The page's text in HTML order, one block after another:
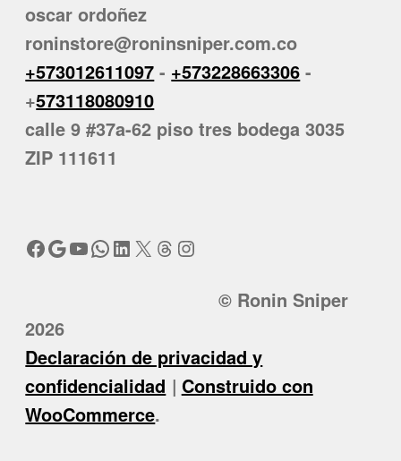
oscar ordoñez
roninstore@roninsniper.com.co
+573012611097 - +573228663306 -
+573118080910
calle 9 #37a-62 piso tres bodega 3035
ZIP 111611
Facebook
Google
YouTube
WhatsApp
LinkedIn
X Threads
Instagram
© Ronin Sniper
2026
Declaración de privacidad y
confidencialidad
Construido con
WooCommerce.